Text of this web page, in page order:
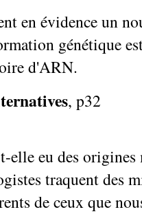
en évidence un
génétique
d'ARN.
, p32
elle eu des
traquent des
de ceux que